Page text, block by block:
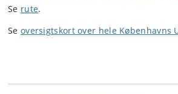
Se rute.
Se oversigtskort over hele Københavns